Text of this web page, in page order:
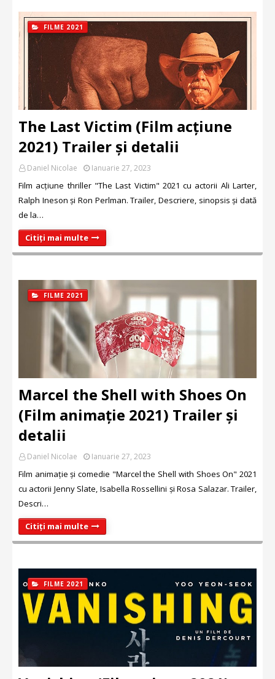
FILME 2021
The Last Victim (Film acțiune
2021) Trailer și detalii
Daniel Nicolae Ianuarie 27, 2023
Film acțiune thriller "The Last Victim" 2021 cu actorii Ali Larter,
Ralph Ineson și Ron Perlman. Trailer, Descriere, sinopsis și dată
de la…
Citiți mai multe
FILME 2021
Marcel the Shell with Shoes On
(Film animație 2021) Trailer și
detalii
Daniel Nicolae Ianuarie 27, 2023
Film animație și comedie "Marcel the Shell with Shoes On" 2021
cu actorii Jenny Slate, Isabella Rossellini și Rosa Salazar. Trailer,
Descri…
Citiți mai multe
FILME 2021